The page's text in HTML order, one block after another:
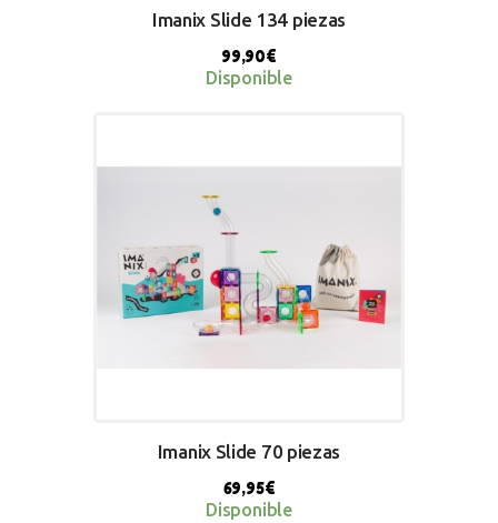
Imanix Slide 134 piezas
99,90€
Disponible
Imanix Slide 70 piezas
69,95€
Disponible